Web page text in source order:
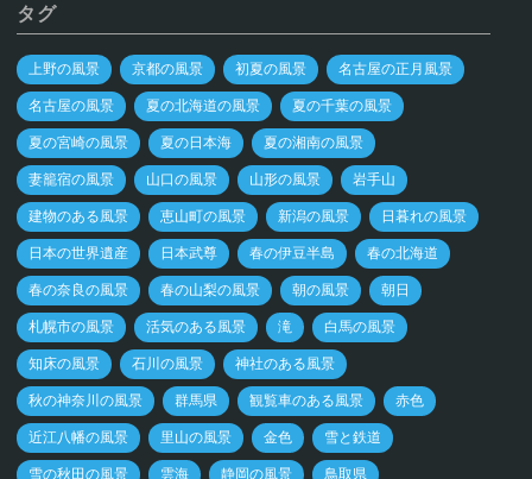
タグ
上野の風景 京都の風景 初夏の風景 名古屋の正月風景
名古屋の風景 夏の北海道の風景 夏の千葉の風景
夏の宮崎の風景 夏の日本海 夏の湘南の風景
妻籠宿の風景 山口の風景 山形の風景 岩手山
建物のある風景 恵山町の風景 新潟の風景 日暮れの風景
日本の世界遺産 日本武尊 春の伊豆半島 春の北海道
春の奈良の風景 春の山梨の風景 朝の風景 朝日
札幌市の風景 活気のある風景 滝 白馬の風景
知床の風景 石川の風景 神社のある風景
秋の神奈川の風景 群馬県 観覧車のある風景 赤色
近江八幡の風景 里山の風景 金色 雪と鉄道
雪の秋田の風景 雲海 静岡の風景 鳥取県